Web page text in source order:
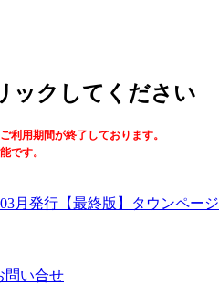
ックしてください
利用期間が終了しております。
です。
【最終版】タウンページ
問い合せ